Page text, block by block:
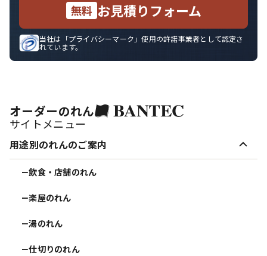
無料 お見積りフォーム
当社は「プライバシーマーク」使用の許諾事業者として認定さ
れています。
オーダーのれん
サイトメニュー
用途別のれんのご案内
ー飲食・店舗のれん
ー楽屋のれん
ー湯のれん
ー仕切りのれん